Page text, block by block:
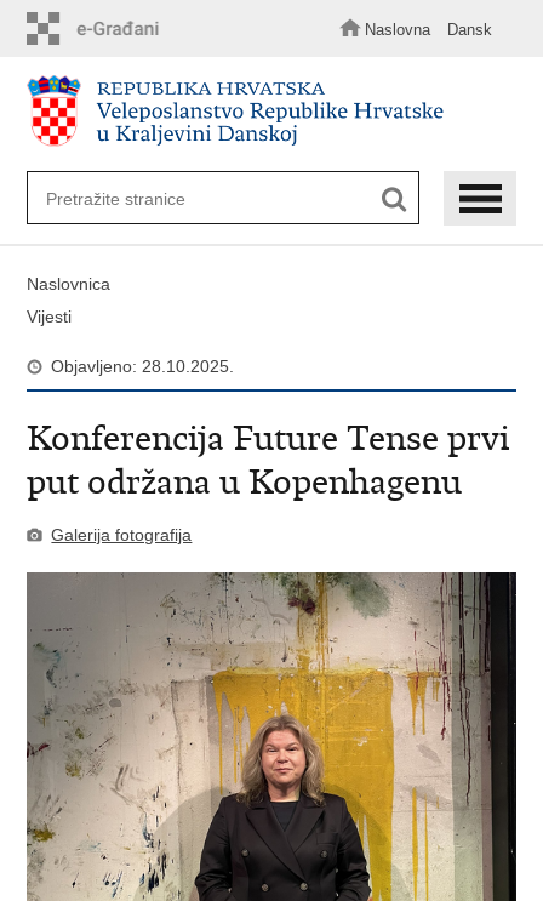
sadržaj
Naslovna Dansk
Naslovnica
Vijesti
Objavljeno: 28.10.2025.
Konferencija Future Tense prvi
put održana u Kopenhagenu
Galerija fotografija